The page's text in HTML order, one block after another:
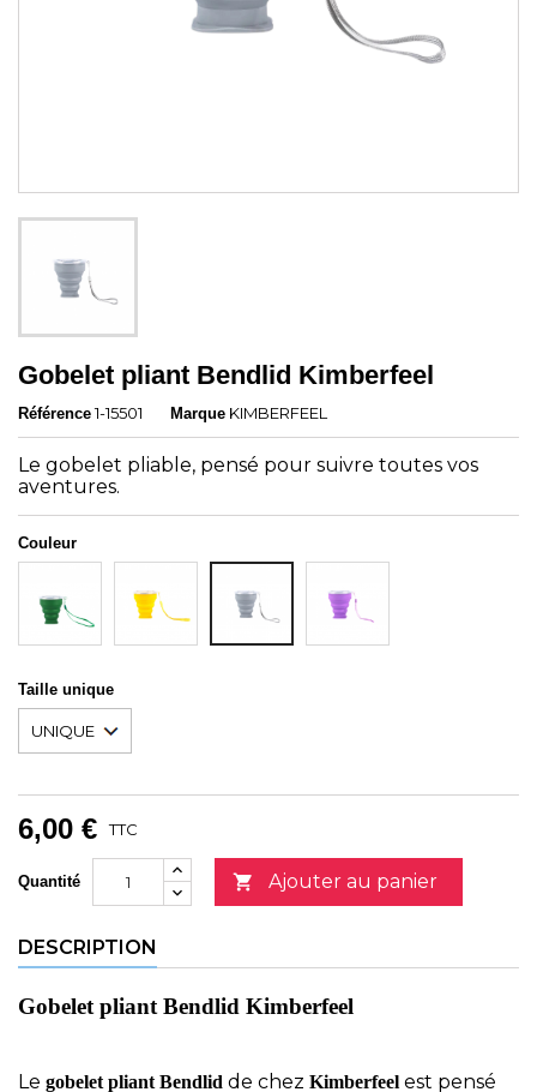
Gobelet pliant Bendlid Kimberfeel
Référence 1-15501 Marque KIMBERFEEL
Le gobelet pliable, pensé pour suivre toutes vos
aventures.
Couleur
Taille unique
6,00 € TTC
Quantité  Ajouter au panier
DESCRIPTION
Gobelet pliant Bendlid Kimberfeel
Le gobelet pliant Bendlid de chez Kimberfeel est pensé